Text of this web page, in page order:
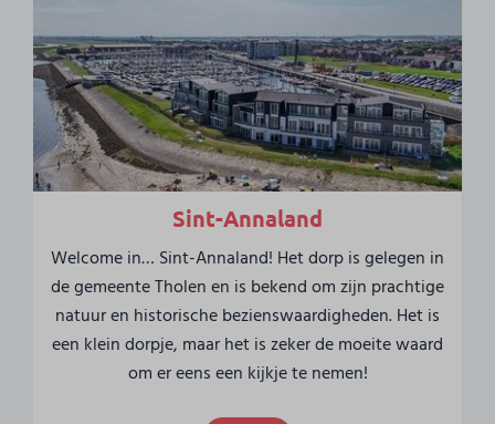
Sint-Annaland
Welcome in… Sint-Annaland! Het dorp is gelegen in
de gemeente Tholen en is bekend om zijn prachtige
natuur en historische bezienswaardigheden. Het is
een klein dorpje, maar het is zeker de moeite waard
om er eens een kijkje te nemen!